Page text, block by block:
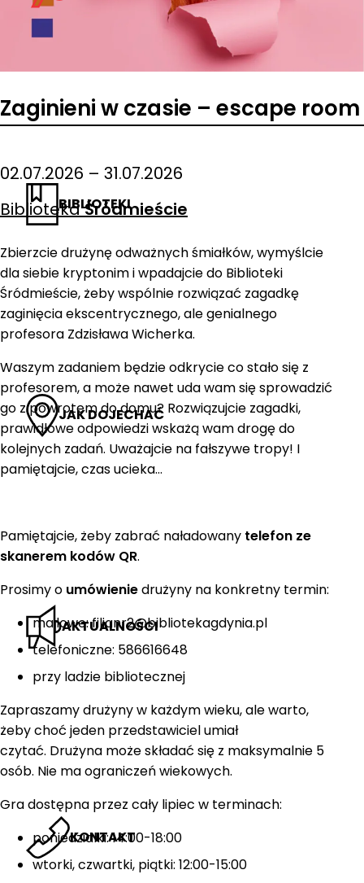
BIBLIOTEKI
JAK DOJECHAĆ
AKTUALNOŚCI
KONTAKT
Zaginieni w czasie – escape room
02.07.2026 – 31.07.2026
BibliotekaŚródmieście
Zbierzcie drużynę odważnych śmiałków, wymyślcie
dla siebie kryptonim i wpadajcie do Biblioteki
Śródmieście, żeby wspólnie rozwiązać zagadkę
zaginięcia ekscentrycznego, ale genialnego
profesora Zdzisława Wicherka.
Waszym zadaniem będzie odkrycie co stało się z
profesorem, a może nawet uda wam się sprowadzić
go z powrotem do domu? Rozwiązujcie zagadki,
prawidłowe odpowiedzi wskażą wam drogę do
kolejnych zadań. Uważajcie na fałszywe tropy! I
pamiętajcie, czas ucieka…
Pamiętajcie, żeby zabrać naładowany telefon ze
skanerem kodów QR.
Prosimy o umówieniedrużyny na konkretny termin:
mailowe: filianr2@bibliotekagdynia.pl
telefoniczne: 586616648
przy ladzie bibliotecznej
Zapraszamy drużyny w każdym wieku, ale warto,
żeby choć jeden przedstawiciel umiał
czytać. Drużyna może składać się z maksymalnie 5
osób. Nie ma ograniczeń wiekowych.
Gra dostępna przez cały lipiec w terminach:
poniedziałki: 14:00-18:00
wtorki, czwartki, piątki: 12:00-15:00